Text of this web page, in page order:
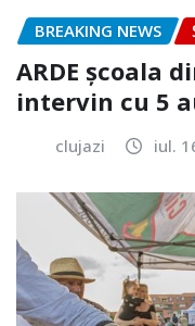
BREAKING NEWS
ARDE școala
intervin cu 5
clujazi iul.